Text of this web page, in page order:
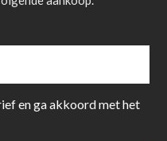
en ga akkoord met het